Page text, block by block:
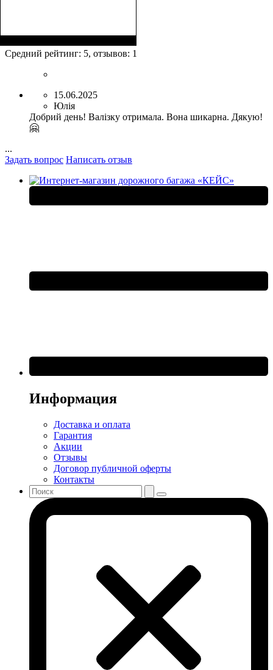
55x37x23+5
Средний рейтинг: 5, отзывов: 1
15.06.2025
Юлія
Добрий день! Валізку отримала. Вона шикарна. Дякую!
🤗
...
Задать вопрос Написать отзыв
Информация
Доставка и оплата
Гарантия
Акции
Отзывы
Договор публичной оферты
Контакты